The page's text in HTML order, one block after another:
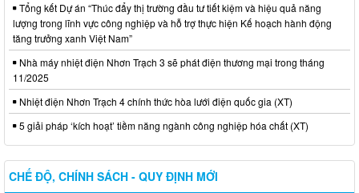
Tổng kết Dự án “Thúc đẩy thị trường đầu tư tiết kiệm và hiệu quả năng
lượng trong lĩnh vực công nghiệp và hỗ trợ thực hiện Kế hoạch hành động
tăng trưởng xanh Việt Nam”
Nhà máy nhiệt điện Nhơn Trạch 3 sẽ phát điện thương mại trong tháng
11/2025
Nhiệt điện Nhơn Trạch 4 chính thức hòa lưới điện quốc gia (XT)
5 giải pháp ‘kích hoạt’ tiềm năng ngành công nghiệp hóa chất (XT)
CHẾ ĐỘ, CHÍNH SÁCH - QUY ĐỊNH MỚI